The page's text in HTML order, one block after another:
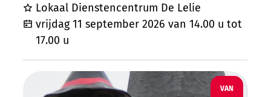
Lokaal Dienstencentrum De Lelie
vrijdag 11 september 2026 van 14.00 u tot
17.00 u
Pierlalakermis Ursel
VAN
VR